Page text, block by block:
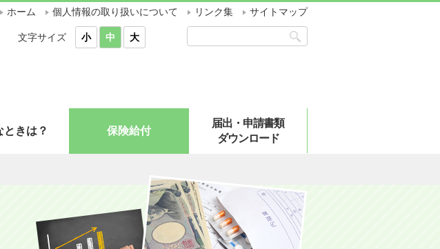
ホーム 個人情報の取り扱いについて リンク集 サイトマップ
文字サイズ 小 中 大
ときは？ 保険給付
届出・申請書類
ダウンロード